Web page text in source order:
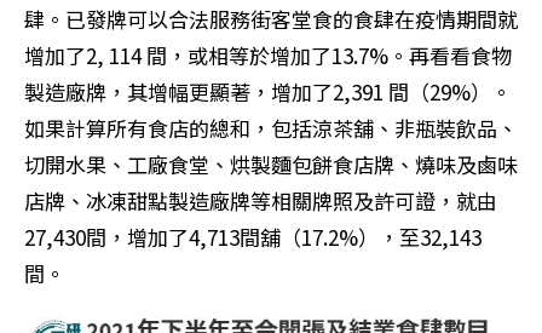
肆。已發牌可以合法服務街客堂食的食肆在疫情期間就
增加了2, 114 間，或相等於增加了13.7%。再看看食物
製造廠牌，其增幅更顯著，增加了2,391 間（29%）。
如果計算所有食店的總和，包括涼茶舖、非瓶裝飲品、
切開水果、工廠食堂、烘製麵包餅食店牌、燒味及鹵味
店牌、冰凍甜點製造廠牌等相關牌照及許可證，就由
27,430間，增加了4,713間舖（17.2%），至32,143
間。